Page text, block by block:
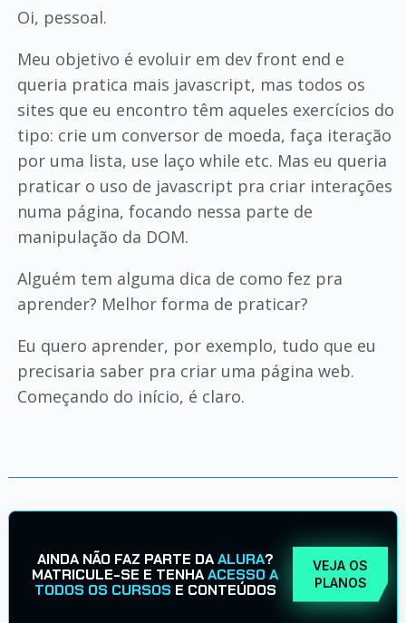
Oi, pessoal.
Meu objetivo é evoluir em dev front end e
queria pratica mais javascript, mas todos os
sites que eu encontro têm aqueles exercícios do
tipo: crie um conversor de moeda, faça iteração
por uma lista, use laço while etc. Mas eu queria
praticar o uso de javascript pra criar interações
numa página, focando nessa parte de
manipulação da DOM.
Alguém tem alguma dica de como fez pra
aprender? Melhor forma de praticar?
Eu quero aprender, por exemplo, tudo que eu
precisaria saber pra criar uma página web.
Começando do início, é claro.
AINDA NÃO FAZ PARTE DAALURA?
MATRICULE-SE E TENHAACESSO A
TODOS OS CURSOS E CONTEÚDOS
VEJA OS
PLANOS